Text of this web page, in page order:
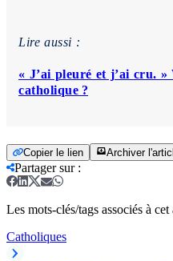
Lire aussi :
« J’ai pleuré et j’ai cru. »
catholique ?
Copier le lien Archiver
Partager sur:
Les mots-clés/tags associés à cet
Catholiques